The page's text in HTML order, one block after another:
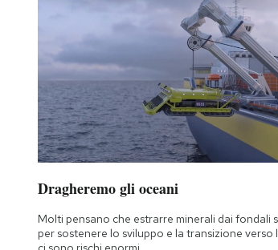
Dragheremo gli oceani
Molti pensano che estrarre minerali dai fondali
per sostenere lo sviluppo e la transizione verso